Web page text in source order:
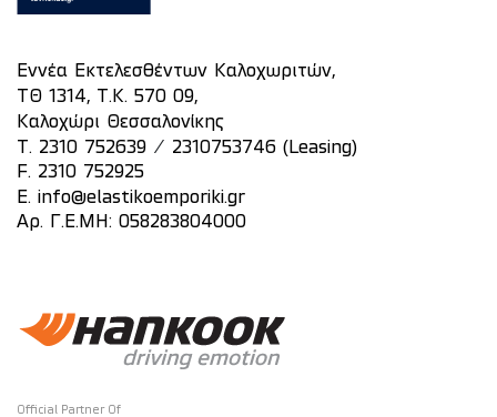
Εννέα Εκτελεσθέντων Καλοχωριτών,
ΤΘ 1314, Τ.Κ. 570 09,
Καλοχώρι Θεσσαλονίκης
T. 2310 752639 /
2310753746 (Leasing)
F. 2310 752925
E.
info@elastikoemporiki.gr
Αρ. Γ.Ε.ΜΗ: 058283804000
Official Partner Of